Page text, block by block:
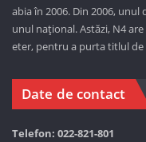
abia în 2006. Din 2006,
unul național. Astăzi, N4
eter, pentru a purta titlul de
Date de contact
Telefon: 022-821-801